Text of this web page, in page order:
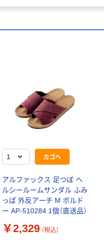
カゴへ
アルファックス 足つぼ ヘ
ルシールームサンダル ふみ
っぱ 外反アーチ M ボルド
ー AP-510284 1個（直送品）
￥2,329 （税込）